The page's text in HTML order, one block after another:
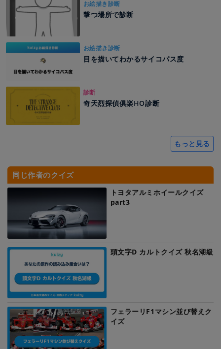
お絵描き診断
撃つ場所で診断
お絵描き診断
目を描いてわかるサイコパス度
診断
奇天烈探偵俱楽HO診断
もっと見る
同じ作者のクイズ
トヨタアルミホイールクイズ
part3
頭文字D カルトクイズ 秋名湖級
フェラーリF1マシン並び替えク
イズ